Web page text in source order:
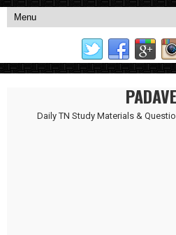
Daily TN Study Materials &